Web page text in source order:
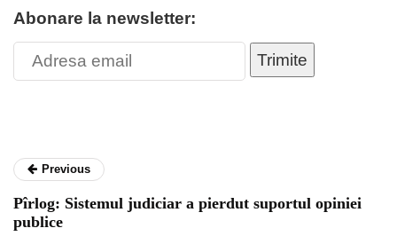
Abonare la newsletter:
Trimite
Previous
Pîrlog: Sistemul judiciar a pierdut suportul opiniei
publice